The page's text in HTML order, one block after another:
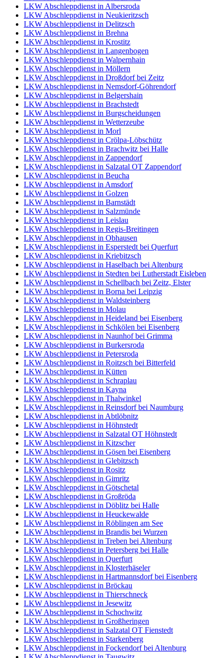
LKW Abschleppdienst in Albersroda
LKW Abschleppdienst in Neukieritzsch
LKW Abschleppdienst in Delitzsch
LKW Abschleppdienst in Brehna
LKW Abschleppdienst in Krostitz
LKW Abschleppdienst in Langenbogen
LKW Abschleppdienst in Walpernhain
LKW Abschleppdienst in Möllern
LKW Abschleppdienst in Droßdorf bei Zeitz
LKW Abschleppdienst in Nemsdorf-Göhrendorf
LKW Abschleppdienst in Belgershain
LKW Abschleppdienst in Brachstedt
LKW Abschleppdienst in Burgscheidungen
LKW Abschleppdienst in Wetterzeube
LKW Abschleppdienst in Morl
LKW Abschleppdienst in Crölpa-Löbschütz
LKW Abschleppdienst in Brachwitz bei Halle
LKW Abschleppdienst in Zappendorf
LKW Abschleppdienst in Salzatal OT Zappendorf
LKW Abschleppdienst in Beucha
LKW Abschleppdienst in Amsdorf
LKW Abschleppdienst in Golzen
LKW Abschleppdienst in Barnstädt
LKW Abschleppdienst in Salzmünde
LKW Abschleppdienst in Leislau
LKW Abschleppdienst in Regis-Breitingen
LKW Abschleppdienst in Obhausen
LKW Abschleppdienst in Esperstedt bei Querfurt
LKW Abschleppdienst in Kriebitzsch
LKW Abschleppdienst in Haselbach bei Altenburg
LKW Abschleppdienst in Stedten bei Lutherstadt Eisleben
LKW Abschleppdienst in Schellbach bei Zeitz, Elster
LKW Abschleppdienst in Borna bei Leipzig
LKW Abschleppdienst in Waldsteinberg
LKW Abschleppdienst in Molau
LKW Abschleppdienst in Heideland bei Eisenberg
LKW Abschleppdienst in Schkölen bei Eisenberg
LKW Abschleppdienst in Naunhof bei Grimma
LKW Abschleppdienst in Burkersroda
LKW Abschleppdienst in Petersroda
LKW Abschleppdienst in Roitzsch bei Bitterfeld
LKW Abschleppdienst in Kütten
LKW Abschleppdienst in Schraplau
LKW Abschleppdienst in Kayna
LKW Abschleppdienst in Thalwinkel
LKW Abschleppdienst in Reinsdorf bei Naumburg
LKW Abschleppdienst in Abtlöbnitz
LKW Abschleppdienst in Höhnstedt
LKW Abschleppdienst in Salzatal OT Höhnstedt
LKW Abschleppdienst in Kitzscher
LKW Abschleppdienst in Gösen bei Eisenberg
LKW Abschleppdienst in Glebitzsch
LKW Abschleppdienst in Rositz
LKW Abschleppdienst in Gimritz
LKW Abschleppdienst in Götschetal
LKW Abschleppdienst in Großröda
LKW Abschleppdienst in Döblitz bei Halle
LKW Abschleppdienst in Heuckewalde
LKW Abschleppdienst in Röblingen am See
LKW Abschleppdienst in Brandis bei Wurzen
LKW Abschleppdienst in Treben bei Altenburg
LKW Abschleppdienst in Petersberg bei Halle
LKW Abschleppdienst in Querfurt
LKW Abschleppdienst in Klosterhäseler
LKW Abschleppdienst in Hartmannsdorf bei Eisenberg
LKW Abschleppdienst in Bröckau
LKW Abschleppdienst in Thierschneck
LKW Abschleppdienst in Jesewitz
LKW Abschleppdienst in Schochwitz
LKW Abschleppdienst in Großheringen
LKW Abschleppdienst in Salzatal OT Fienstedt
LKW Abschleppdienst in Starkenberg
LKW Abschleppdienst in Fockendorf bei Altenburg